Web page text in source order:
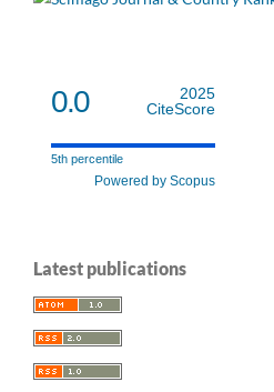
0.0
2025
CiteScore
5th percentile
Powered by Scopus
Latest publications